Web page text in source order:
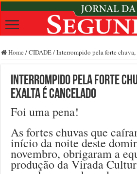
Home /CIDADE/Interrompido pela forte
Interrompido pela forte
Exalta é cancelado
Foi uma pena!
As fortes chuvas que
início da noite deste
novembro, obrigaram a
produção da Virada